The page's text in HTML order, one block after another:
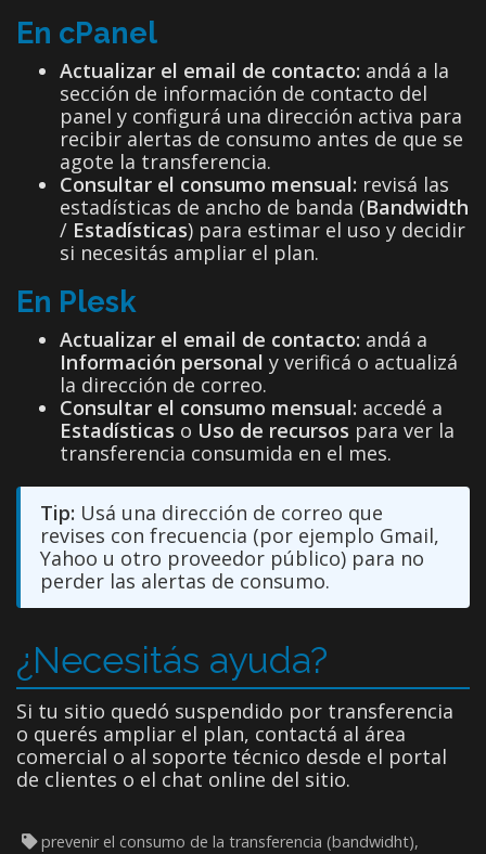
En cPanel
Actualizar el email de contacto: andá a la
sección de información de contacto del
panel y configurá una dirección activa para
recibir alertas de consumo antes de que se
agote la transferencia.
Consultar el consumo mensual: revisá las
estadísticas de ancho de banda (Bandwidth
/ Estadísticas) para estimar el uso y decidir
si necesitás ampliar el plan.
En Plesk
Actualizar el email de contacto: andá a
Información personal y verificá o actualizá
la dirección de correo.
Consultar el consumo mensual: accedé a
Estadísticas o Uso de recursos para ver la
transferencia consumida en el mes.
Tip: Usá una dirección de correo que
revises con frecuencia (por ejemplo Gmail,
Yahoo u otro proveedor público) para no
perder las alertas de consumo.
¿Necesitás ayuda?
Si tu sitio quedó suspendido por transferencia
o querés ampliar el plan, contactá al área
comercial o al soporte técnico desde el portal
de clientes o el chat online del sitio.
prevenir el consumo de la transferencia (bandwidht),